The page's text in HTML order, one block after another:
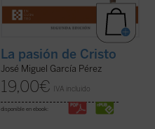
La pasión de Cristo
José Miguel García Pérez
19,00€ IVA incluido
disponible en ebook: